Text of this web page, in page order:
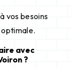
vos besoins
avec
?